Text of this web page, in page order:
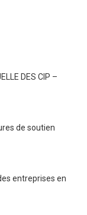
DES CIP –
de soutien
entreprises en